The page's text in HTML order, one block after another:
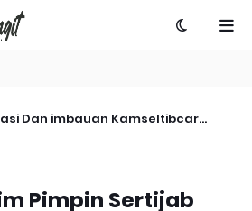
Dan imbauan Kamseltibcar
Pimpin Sertijab